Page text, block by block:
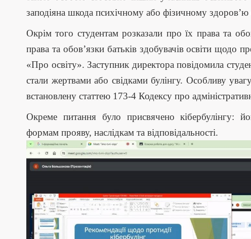
заподіяна шкода психічному або фізичному здоров’ю
Окрім того студентам розказали про їх права та
права та обов’язки батьків здобувачів освіти щодо
«Про освіту». Заступник директора повідомила
стали жертвами або свідками булінгу. Особливу
встановлену статтею 173-4 Кодексу про
Окреме питання було присвячено кібербулінгу:
формам прояву, наслідкам та відповідальності.